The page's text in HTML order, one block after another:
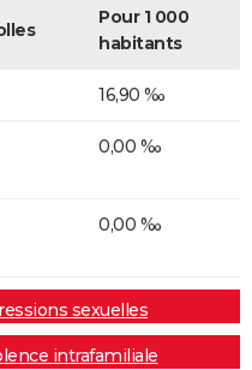
Pour 1 000
habitants
16,90 ‰
0,00 ‰
0,00 ‰
sexuelles
intrafamiliale